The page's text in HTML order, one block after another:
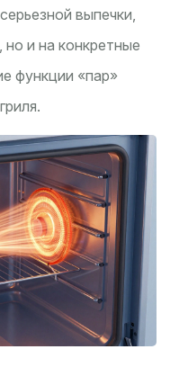
выпечки,
но и на конкретные
функции «пар»